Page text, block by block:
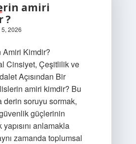
amiri
?
2026
Amiri Kimdir?
Cinsiyet, Çeşitlilik ve
Açısından Bir
amiri kimdir? Bu
derin soruyu sormak,
güçlerinin
anlamakla
zamanda toplumsal